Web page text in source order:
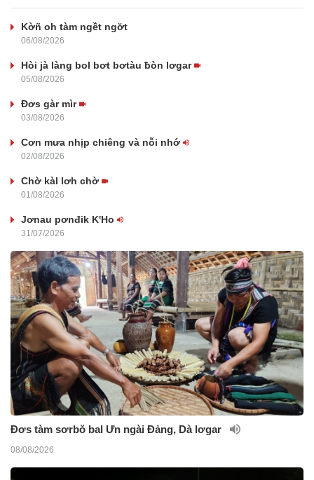
Kờñ oh tàm ngềt ngơ̆t
06/08/2026
Hòi jà làng bol bơt bơtàu ƀòn lơgar
05/08/2026
Đơs gàr mìr
03/08/2026
Cơn mưa nhịp chiêng và nỗi nhớ
02/08/2026
Chờ kàl lơh chờ
01/08/2026
Jơnau pơnđik K'Ho
31/07/2026
Đơs tàm sơrbŏ bal Ưn ngài Đảng, Dà lơgar
08/08/2026